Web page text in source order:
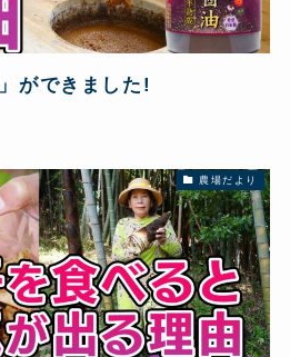
ができました!
農場だより